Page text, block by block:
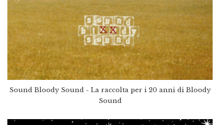
Sound Bloody Sound - La raccolta per i 20 anni di Bloody
Sound